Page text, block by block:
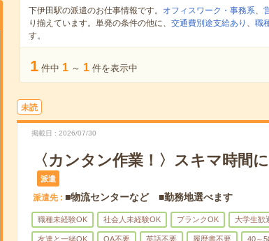
下伊田駅の派遣のお仕事情報です。 オフィスワーク・事務系、
り揃えています。単発の条件の他に、 交通費別途支給あり 、 職
す。
1 件中 1 ～ 1 件を表示中
未読
掲載日 2026/07/30
〈カンタン作業！〉スキマ時間
派遣
派遣先 ■物流センターなど ■勤務地選べます
職種未経験OK 社会人未経験OK ブランクOK 大学生歓
友達と一緒OK OA不要 英語不要 履歴書不要 40～